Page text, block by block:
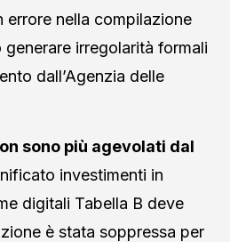
errore nella compilazione
irregolarità formali
dall’Agenzia delle
sono più agevolati dal
investimenti in
digitali Tabella B deve
è stata soppressa per